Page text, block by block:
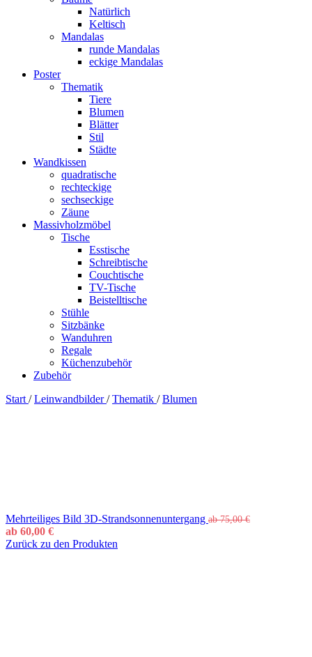
Natürlich
Keltisch
Mandalas
runde Mandalas
eckige Mandalas
Poster
Thematik
Tiere
Blumen
Blätter
Stil
Städte
Wandkissen
quadratische
rechteckige
sechseckige
Zäune
Massivholzmöbel
Tische
Esstische
Schreibtische
Couchtische
TV-Tische
Beistelltische
Stühle
Sitzbänke
Wanduhren
Regale
Küchenzubehör
Zubehör
Start / Leinwandbilder/ Thematik / Blumen
Mehrteiliges Bild 3D-Strandsonnenuntergang ab75,00€
ab 60,00 €
Zurück zu den Produkten